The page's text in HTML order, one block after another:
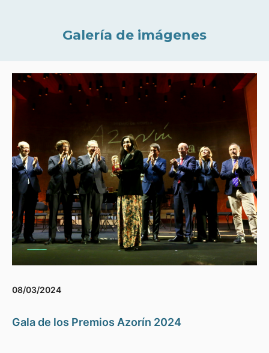
Galería de imágenes
08/03/2024
Gala de los Premios Azorín 2024